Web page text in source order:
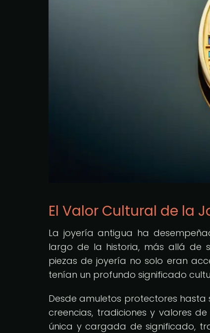
El Valor Cultural de la
La joyería antigua ha
largo de la historia, más allá de
piezas de joyería no solo eran
tenían un profundo significado
Desde amuletos protectores
creencias, tradiciones y valores
única y cargada de significado,